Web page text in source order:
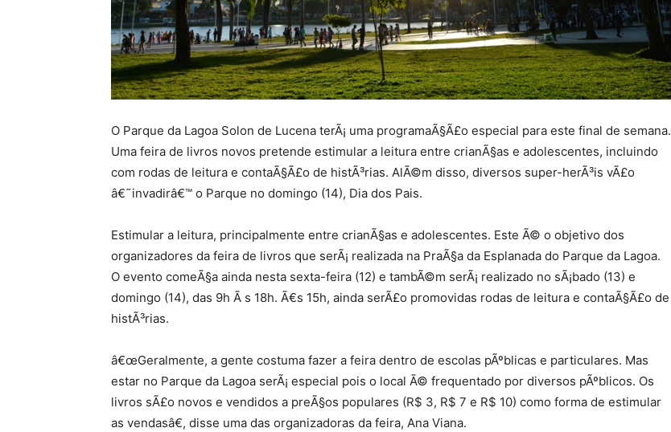
O Parque da Lagoa Solon de Lucena terÃ¡ uma programaÃ§Ã£o especial para este final de semana.
Uma feira de livros novos pretende estimular a leitura entre crianÃ§as e adolescentes, incluindo
com rodas de leitura e contaÃ§Ã£o de histÃ³rias. AlÃ©m disso, diversos super-herÃ³is vÃ£o
â€˜invadirâ€™ o Parque no domingo (14), Dia dos Pais.
Estimular a leitura, principalmente entre crianÃ§as e adolescentes. Este Ã© o objetivo dos
organizadores da feira de livros que serÃ¡ realizada na PraÃ§a da Esplanada do Parque da Lagoa.
O evento comeÃ§a ainda nesta sexta-feira (12) e tambÃ©m serÃ¡ realizado no sÃ¡bado (13) e
domingo (14), das 9h Ã s 18h. Ã€s 15h, ainda serÃ£o promovidas rodas de leitura e contaÃ§Ã£o de
histÃ³rias.
â€œGeralmente, a gente costuma fazer a feira dentro de escolas pÃºblicas e particulares. Mas
estar no Parque da Lagoa serÃ¡ especial pois o local Ã© frequentado por diversos pÃºblicos. Os
livros sÃ£o novos e vendidos a preÃ§os populares (R$ 3, R$ 7 e R$ 10) como forma de estimular
as vendasâ€, disse uma das organizadoras da feira, Ana Viana.